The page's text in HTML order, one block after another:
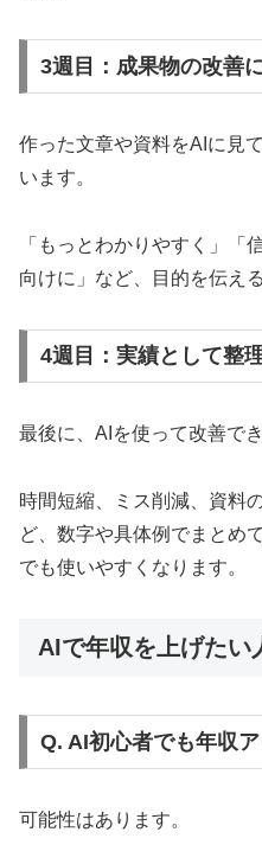
3週目：成果物の改善
作った文章や資料をAIに見
います。
「もっとわかりやすく」「
向けに」など、目的を伝え
4週目：実績として整
最後に、AIを使って改善で
時間短縮、ミス削減、資料
ど、数字や具体例でまとめ
でも使いやすくなります。
AIで年収を上げたい
Q. AI初心者でも年収
可能性はあります。